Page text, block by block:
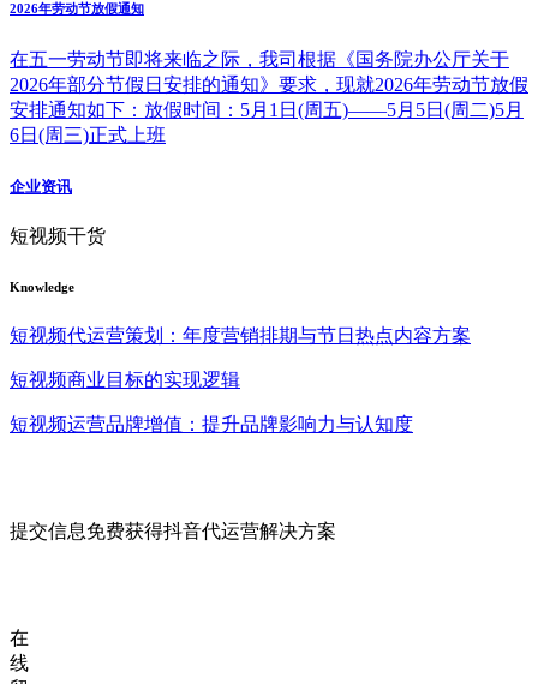
2026年劳动节放假通知
在五一劳动节即将来临之际，我司根据《国务院办公厅关于
2026年部分节假日安排的通知》要求，现就2026年劳动节放假
安排通知如下：放假时间：5月1日(周五)——5月5日(周二)5月
6日(周三)正式上班
企业资讯
短视频干货
Knowledge
短视频代运营策划：年度营销排期与节日热点内容方案
短视频商业目标的实现逻辑
短视频运营品牌增值：提升品牌影响力与认知度
提交信息免费获得抖音代运营解决方案
在
线